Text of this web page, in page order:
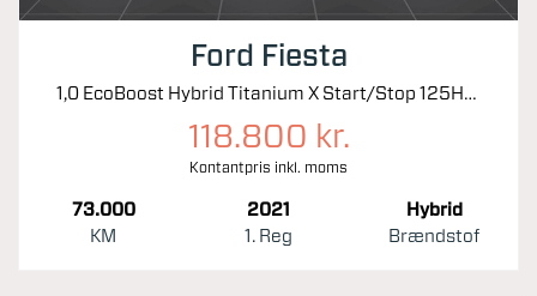
Ford Fiesta
1,0 EcoBoost Hybrid Titanium X Start/Stop 125HK 5d 6g
118.800 kr.
Kontantpris inkl. moms
73.000
KM
2021
1. Reg
Hybrid
Brændstof